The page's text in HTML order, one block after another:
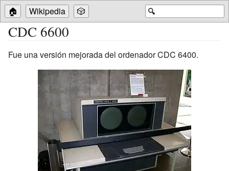
🔍
🏠 Wikipedia 🎲
CDC 6600
Fue una versión mejorada del ordenador CDC 6400.